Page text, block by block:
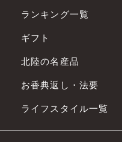
ランキング一覧
ギフト
北陸の名産品
お香典返し・法要
ライフスタイル一覧